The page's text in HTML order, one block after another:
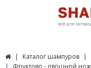
Каталог шампуров
Фруктово - овощной нож